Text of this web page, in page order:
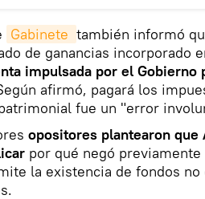
Gabinete también informó
de ganancias incorporado
impulsada por el
afirmó, pagará los
fue un "error
opositores plantearon
por qué negó
la existencia de fondos